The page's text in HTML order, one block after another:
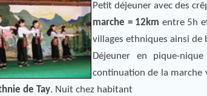
Petit déjeuner avec des
marche = 12km entre 5h
villages ethniques ainsi de
Déjeuner en pique-
continuation de la marche
de Tay. Nuit chez habitant